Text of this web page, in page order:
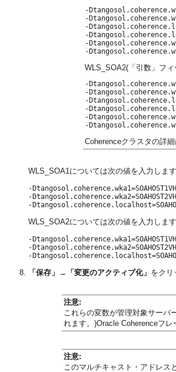
-
-
-
-
-
WLS_SOA2(「引数」フ
-
-
-
-
-
Coherenceクラスタの詳細
WLS_SOA1については次の値を入力します
-
-
WLS_SOA2については次の値を入力します
-
-
「保存」 → 「変更のアクティブ化」 をクリ
注意:
これらの変数が管理対象サーバ
れます。)Oracle Coherenceフ
注意:
このマルチキャスト・アドレス